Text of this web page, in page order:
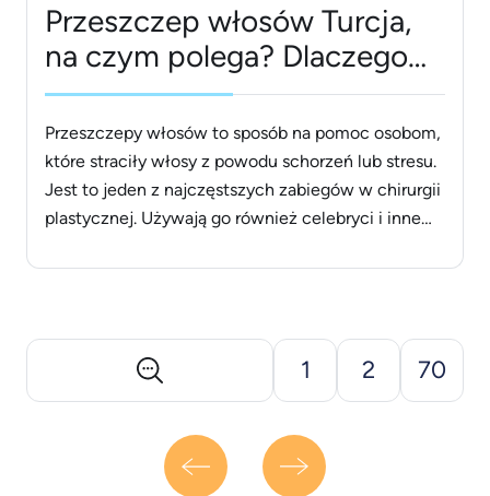
Przeszczep włosów Turcja,
na czym polega? Dlaczego
warto, dla kogo?
Przeszczepy włosów to sposób na pomoc osobom,
które straciły włosy z powodu schorzeń lub stresu.
Jest to jeden z najczęstszych zabiegów w chirurgii
plastycznej. Używają go również celebryci i inne
pozbyć się łysych plam, które mogą mieć na
1 2 70